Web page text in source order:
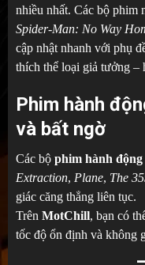
nhiều nhất. Các bộ phim
Spider-Man: No Way
cập nhật nhanh với phụ
thích thể loại giả tưởng –
Phim hành
và bất ngờ
Các bộ phim hành động
Extraction, Plane, The
giác căng thẳng liên tục.
Trên MotChill, bạn có
tốc độ ổn định và không